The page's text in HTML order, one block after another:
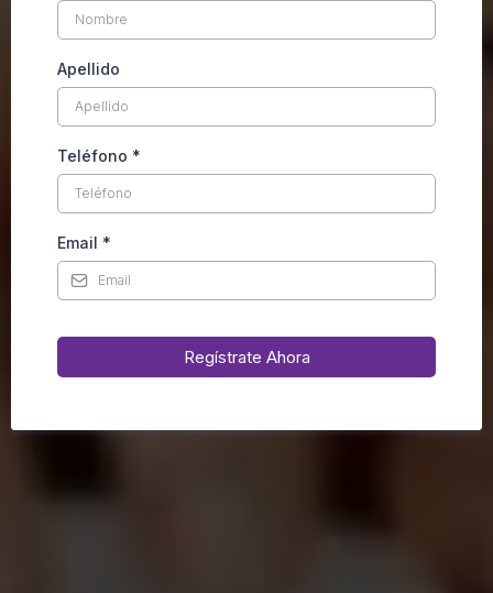
Apellido
Teléfono *
Email *
Regístrate Ahora